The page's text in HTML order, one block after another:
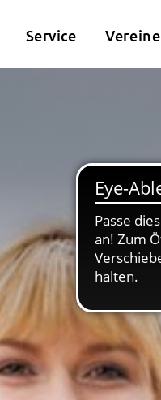
Service Vereine